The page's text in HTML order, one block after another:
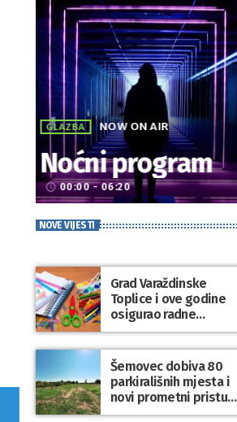
GLAZBA NOW ON AIR
Noćni program
access_time 00:00 - 06:20
NOVE VIJESTI
Grad Varaždinske
Toplice i ove godine
osigurao radne
bilježnice i dodatni
obrazovni materijal za
sve osnovnoškolce
Šemovec dobiva 80
parkirališnih mjesta i
novi prometni pristup
groblju